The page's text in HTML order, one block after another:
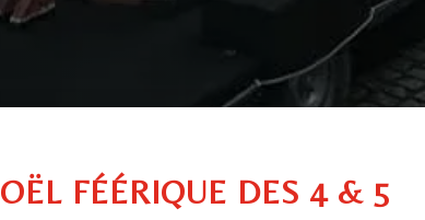
FÉÉRIQUE DES 4 & 5